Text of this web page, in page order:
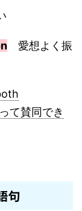
愛想よく振
て賛同でき
句